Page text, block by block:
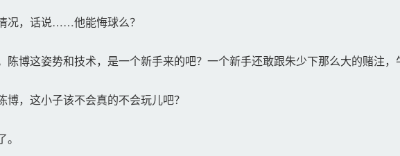
况，话说……他能悔球么？
博这姿势和技术，是一个新手来的吧？一个新手还敢跟朱少下那么大的赌注，
，这小子该不会真的不会玩儿吧？